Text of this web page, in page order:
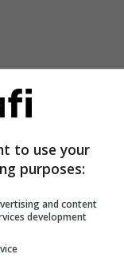
të ngritur
në arenën
to use your
purposes:
and content
development